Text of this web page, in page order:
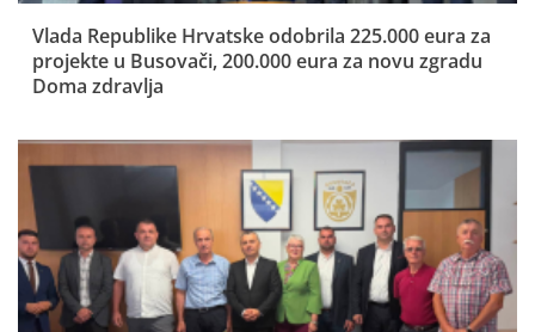
Vlada Republike Hrvatske odobrila 225.000 eura za
projekte u Busovači, 200.000 eura za novu zgradu
Doma zdravlja